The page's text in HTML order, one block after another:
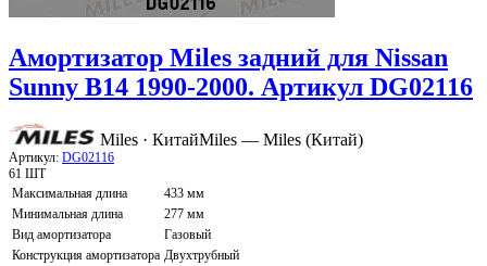
Амортизатор Miles задний для Nissan
Sunny B14 1990-2000. Артикул DG02116
Miles · КитайMiles — Miles (Китай)
Артикул: DG02116
61 ШТ
Максимальная длина
433 мм
Минимальная длина
277 мм
Вид амортизатора
Газовый
Конструкция амортизатора Двухтрубный